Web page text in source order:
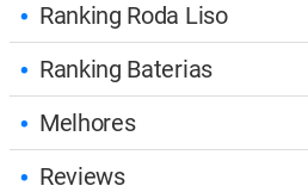
Ranking Roda Liso
Ranking Baterias
Melhores
Reviews